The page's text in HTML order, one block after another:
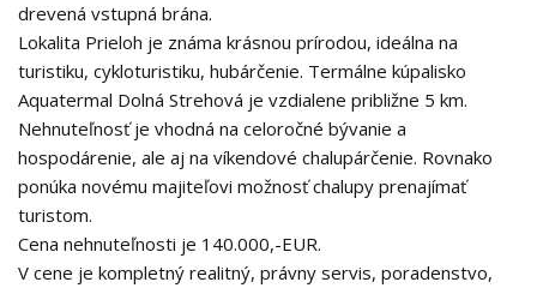
drevená vstupná brána.
Lokalita Prieloh je známa krásnou prírodou, ideálna na
turistiku, cykloturistiku, hubárčenie. Termálne kúpalisko
Aquatermal Dolná Strehová je vzdialene približne 5 km.
Nehnuteľnosť je vhodná na celoročné bývanie a
hospodárenie, ale aj na víkendové chalupárčenie. Rovnako
ponúka novému majiteľovi možnosť chalupy prenajímať
turistom.
Cena nehnuteľnosti je 140.000,-EUR.
V cene je kompletný realitný, právny servis, poradenstvo,